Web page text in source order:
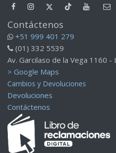
Contáctenos
+51 999 401 279
(01) 332 5539
Av. Garcilaso de la Vega 1160 -
> Google Maps
Cambios y Devoluciones
Devoluciones
Contáctenos